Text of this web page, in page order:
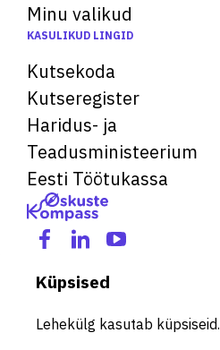
Minu valikud
KASULIKUD LINGID
Kutsekoda
Kutseregister
Haridus- ja
Teadusministeerium
Eesti Töötukassa
Küpsised
Lehekülg kasutab küpsiseid.